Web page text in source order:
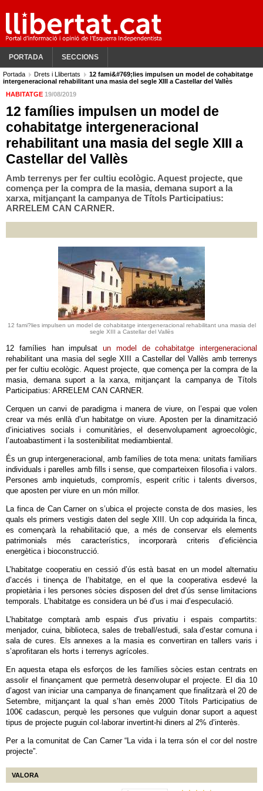
PORTADA SECCIONS
Portada Drets i Llibertats
12 fami&#769;lies impulsen un model de cohabitatge
intergeneracional rehabilitant una masia del segle XIII a Castellar del Vallès
HABITATGE 19/08/2019
12 famílies impulsen un model de
cohabitatge intergeneracional
rehabilitant una masia del segle XIII a
Castellar del Vallès
Amb terrenys per fer cultiu ecològic. Aquest projecte, que
comença per la compra de la masia, demana suport a la
xarxa, mitjançant la campanya de Títols Participatius:
ARRELEM CAN CARNER.
12 fami?lies impulsen un model de cohabitatge intergeneracional rehabilitant una masia del
segle XIII a Castellar del Vallès
12 famílies han impulsat un model de cohabitatge intergeneracional
rehabilitant una masia del segle XIII a Castellar del Vallès amb terrenys
per fer cultiu ecològic. Aquest projecte, que comença per la compra de la
masia, demana suport a la xarxa, mitjançant la campanya de Títols
Participatius: ARRELEM CAN CARNER.
Cerquen un canvi de paradigma i manera de viure, on l’espai que volen
crear va més enllà d’un habitatge on viure. Aposten per la dinamització
d’iniciatives socials i comunitàries, el desenvolupament agroecològic,
l’autoabastiment i la sostenibilitat mediambiental.
És un grup intergeneracional, amb famílies de tota mena: unitats familiars
individuals i parelles amb fills i sense, que comparteixen filosofia i valors.
Persones amb inquietuds, compromís, esperit crític i talents diversos,
que aposten per viure en un món millor.
La finca de Can Carner on s’ubica el projecte consta de dos masies, les
quals els primers vestigis daten del segle XIII. Un cop adquirida la finca,
es començarà la rehabilitació que, a més de conservar els elements
patrimonials més característics, incorporarà criteris d’eficiència
energètica i bioconstrucció.
L’habitatge cooperatiu en cessió d’ús està basat en un model alternatiu
d’accés i tinença de l’habitatge, en el que la cooperativa esdevé la
propietària i les persones sòcies disposen del dret d’ús sense limitacions
temporals. L’habitatge es considera un bé d’us i mai d’especulació.
L’habitatge comptarà amb espais d’us privatiu i espais compartits:
menjador, cuina, biblioteca, sales de treball/estudi, sala d’estar comuna i
sala de cures. Els annexes a la masia es convertiran en tallers varis i
s’aprofitaran els horts i terrenys agrícoles.
En aquesta etapa els esforços de les famílies sòcies estan centrats en
assolir el finançament que permetrà desenvolupar el projecte. El dia 10
d’agost van iniciar una campanya de finançament que finalitzarà el 20 de
Setembre, mitjançant la qual s’han emès 2000 Títols Participatius de
100€ cadascun, perquè les persones que vulguin donar suport a aquest
tipus de projecte puguin col·laborar invertint-hi diners al 2% d’interès.
Per a la comunitat de Can Carner “La vida i la terra són el cor del nostre
projecte”.
VALORA